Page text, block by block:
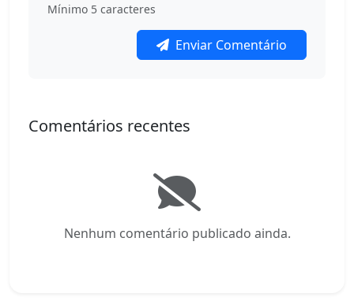
Mínimo 5 caracteres
Enviar Comentário
Comentários recentes
Nenhum comentário publicado ainda.